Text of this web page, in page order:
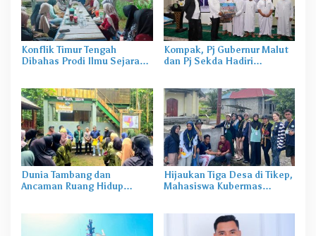
Konflik Timur Tengah
Dibahas Prodi Ilmu Sejarah
Terdampak
Kompak, Pj Gubernur Malut
dan Pj Sekda Hadiri
Dunia Tambang dan
Ancaman Ruang Hidup
Hijaukan Tiga Desa di Tikep,
Mahasiswa Kubermas